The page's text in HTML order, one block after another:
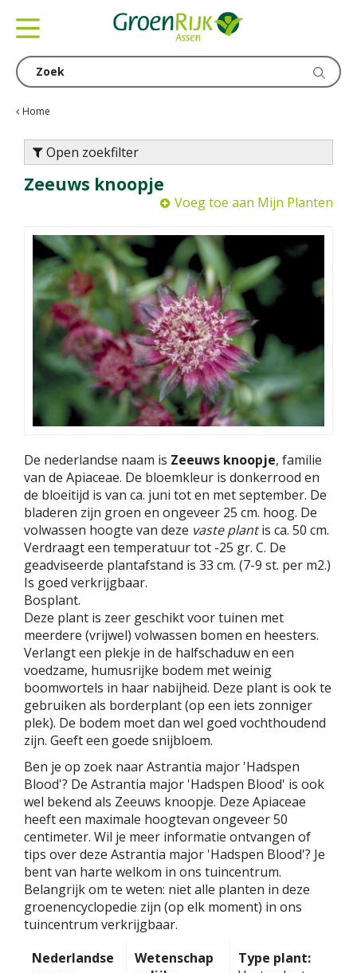
Home
Open zoekfilter
Zeeuws knoopje
Voeg toe aan Mijn Planten
De nederlandse naam is Zeeuws knoopje, familie
van de Apiaceae. De bloemkleur is donkerrood en
de bloeitijd is van ca. juni tot en met september. De
bladeren zijn groen en ongeveer 25 cm. hoog. De
volwassen hoogte van deze vaste plantis ca. 50 cm.
Verdraagt een temperatuur tot -25 gr. C. De
geadviseerde plantafstand is 33 cm. (7-9 st. per m2.)
Is goed verkrijgbaar.
Bosplant.
Deze plant is zeer geschikt voor tuinen met
meerdere (vrijwel) volwassen bomen en heesters.
Verlangt een plekje in de halfschaduw en een
voedzame, humusrijke bodem met weinig
boomwortels in haar nabijheid. Deze plant is ook te
gebruiken als borderplant (op een iets zonniger
plek). De bodem moet dan wel goed vochthoudend
zijn. Geeft een goede snijbloem.
Ben je op zoek naar Astrantia major 'Hadspen
Blood'? De Astrantia major 'Hadspen Blood' is ook
wel bekend als Zeeuws knoopje. Deze Apiaceae
heeft een maximale hoogtevan ongeveer 50
centimeter. Wil je meer informatie ontvangen of
tips over deze Astrantia major 'Hadspen Blood'? Je
bent van harte welkom in ons tuincentrum.
Belangrijk om te weten: niet alle planten in deze
groenencyclopedie zijn (op elk moment) in ons
tuincentrum verkrijgbaar.
Nederlandse
Wetenschap
Type plant: